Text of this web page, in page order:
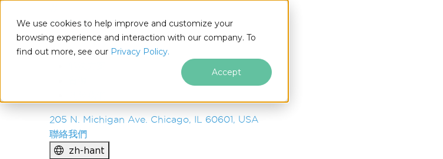
We use cookies to help improve and customize your
browsing experience and interaction with our company. To
find out more, see our Privacy Policy.
Accept
IRONSOFTWARE
產品
企業
205 N. Michigan Ave. Chicago, IL 60601, USA
聯絡我們
zh-hant